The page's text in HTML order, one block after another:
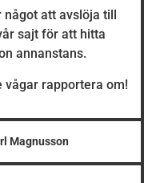
att avslöja till
sajt för att hitta
annanstans.
vågar rapportera om!
Magnusson